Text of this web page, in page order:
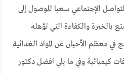
الإجتماعي سعيا للوصول إلى
بالخبرة والكفاءة التي تؤهله
في معظم الأحيان عن المواد الغذائية
كيميائية وفي ما يلي افضل دكتور